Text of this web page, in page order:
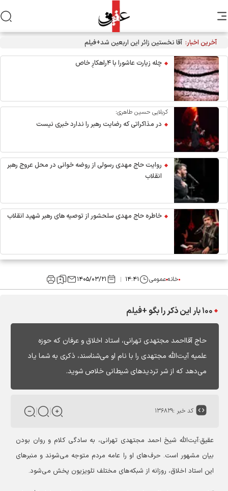
آخرین اخبار: آقا نخستین زائر این اربعین شد+فیلم
چله زیارت عاشورا با ۴راهکارِ خاص
کربلایی حسین طاهری:
در مذاکراتی که رضایت رهبر را ندارد خبری نیست
روایت حاج مهدی رسولی از روضه خوانی در محل عروج رهبر
انقلاب
خاطره حاج مهدی سلحشور از توصیه های رهبر شهید انقلاب
خانهعمومی ۱۴:۴۱ ۱۴۰۵/۰۳/۲۱
۱۰۰ بار این ذکر را بگو +فیلم
حاج آقااحمد مجتهدی تهرانی، استاد اخلاق و عرفان که حوزه
علمیه آیت‌الله مجتهدی را با نام او می‌شناسند، ذکری به شما یاد
می‌دهد که از شر تردیدهای شیطانی خلاص شوید.
کد خبر :۱۳۶۸۲۹
عقیق:آیت‌الله شیخ احمد مجتهدی تهرانی، به سادگی کلام و روان بودن
بیان مشهور است. حرف‌های او را عامه مردم متوجه می‌شوند و منبرهای
این استاد اخلاق، روزانه از شبکه‌های مختلف تلویزیون پخش می‌شود.